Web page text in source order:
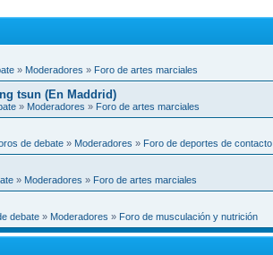
» Moderadores » Foro de artes marciales
tsun (En Maddrid)
» Moderadores » Foro de artes marciales
de debate » Moderadores » Foro de deportes de contacto
» Moderadores » Foro de artes marciales
debate » Moderadores » Foro de musculación y nutrición